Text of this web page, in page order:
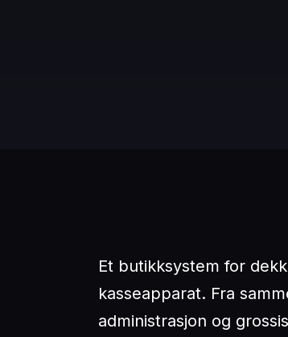
Et butikksystem for
kasseapparat. Fra
administrasjon og